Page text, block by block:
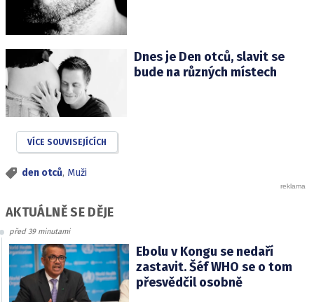
Dnes je Den otců, slavit se
bude na různých místech
VÍCE SOUVISEJÍCÍCH
den otců, Muži
AKTUÁLNĚ SE DĚJE
před 39 minutami
Ebolu v Kongu se nedaří
zastavit. Šéf WHO se o tom
přesvědčil osobně